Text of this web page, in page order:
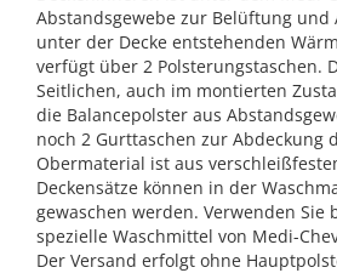
Abstandsgewebe zur Belüftung
unter der Decke entstehenden
verfügt über 2 Polsterungstaschen.
Seitlichen, auch im montierten
die Balancepolster aus
noch 2 Gurttaschen zur Abdeckung
Obermaterial ist aus
Deckensätze können in der
gewaschen werden. Verwenden Sie
spezielle Waschmittel von Medi-
Der Versand erfolgt ohne